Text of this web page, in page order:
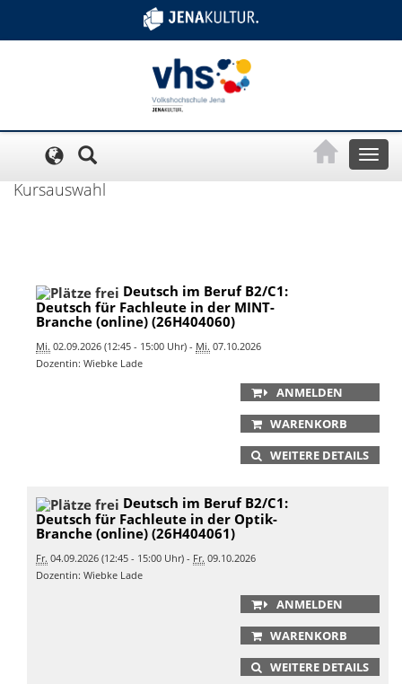
Toggle
Kursauswahl
Deutsch im Beruf B2/C1:
Deutsch für Fachleute in der MINT-
Branche (online) (26H404060)
Mi. 02.09.2026 (12:45 - 15:00 Uhr) - Mi. 07.10.2026
Dozentin: Wiebke Lade
ANMELDEN
WARENKORB
WEITERE DETAILS
Deutsch im Beruf B2/C1:
Deutsch für Fachleute in der Optik-
Branche (online) (26H404061)
Fr. 04.09.2026 (12:45 - 15:00 Uhr) - Fr. 09.10.2026
Dozentin: Wiebke Lade
ANMELDEN
WARENKORB
WEITERE DETAILS